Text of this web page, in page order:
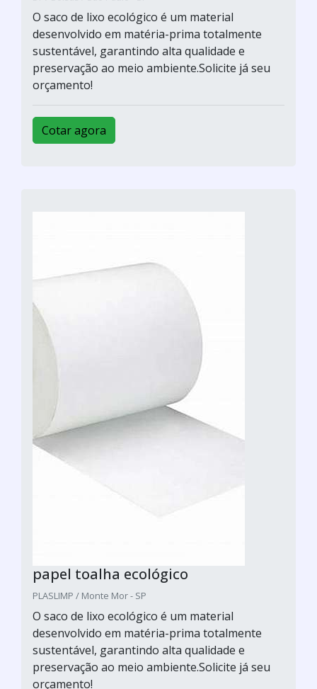
O saco de lixo ecológico é um material
desenvolvido em matéria-prima totalmente
sustentável, garantindo alta qualidade e
preservação ao meio ambiente.Solicite já seu
orçamento!
Cotar agora
papel toalha ecológico
PLASLIMP / Monte Mor - SP
O saco de lixo ecológico é um material
desenvolvido em matéria-prima totalmente
sustentável, garantindo alta qualidade e
preservação ao meio ambiente.Solicite já seu
orçamento!